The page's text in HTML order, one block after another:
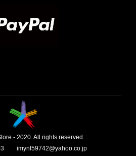
- 2020. All rights reserved.
imynl59742@yahoo.co.jp